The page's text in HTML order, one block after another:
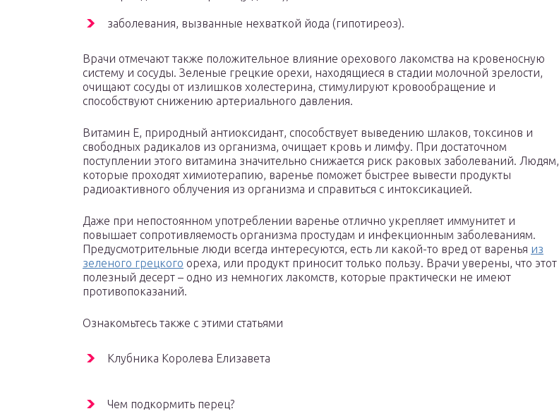
заболевания, вызванные нехваткой йода (гипотиреоз).
Врачи отмечают также положительное влияние орехового лакомства на кровеносную
систему и сосуды. Зеленые грецкие орехи, находящиеся в стадии молочной зрелости,
очищают сосуды от излишков холестерина, стимулируют кровообращение и
способствуют снижению артериального давления.
Витамин E, природный антиоксидант, способствует выведению шлаков, токсинов и
свободных радикалов из организма, очищает кровь и лимфу. При достаточном
поступлении этого витамина значительно снижается риск раковых заболеваний. Людям,
которые проходят химиотерапию, варенье поможет быстрее вывести продукты
радиоактивного облучения из организма и справиться с интоксикацией.
Даже при непостоянном употреблении варенье отлично укрепляет иммунитет и
повышает сопротивляемость организма простудам и инфекционным заболеваниям.
Предусмотрительные люди всегда интересуются, есть ли какой-то вред от варенья из
зеленого грецкого ореха, или продукт приносит только пользу. Врачи уверены, что этот
полезный десерт – одно из немногих лакомств, которые практически не имеют
противопоказаний.
Ознакомьтесь также с этими статьями
Клубника Королева Елизавета
Чем подкормить перец?